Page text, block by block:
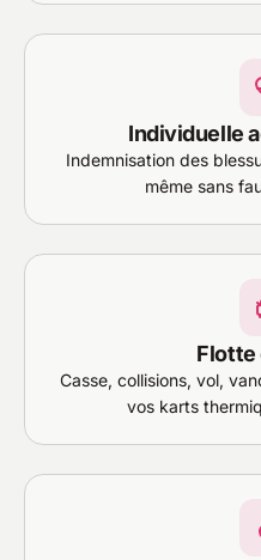
Individuelle
Indemnisation des
même sans
Flotte
Casse, collisions, vol,
vos karts